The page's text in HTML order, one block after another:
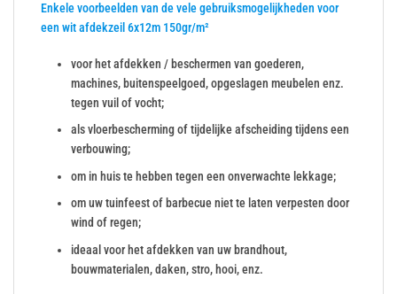
Enkele voorbeelden van de vele gebruiksmogelijkheden voor
een wit afdekzeil 6x12m 150gr/m²
voor het afdekken / beschermen van goederen,
machines, buitenspeelgoed, opgeslagen meubelen enz.
tegen vuil of vocht;
als vloerbescherming of tijdelijke afscheiding tijdens een
verbouwing;
om in huis te hebben tegen een onverwachte lekkage;
om uw tuinfeest of barbecue niet te laten verpesten door
wind of regen;
ideaal voor het afdekken van uw brandhout,
bouwmaterialen, daken, stro, hooi, enz.